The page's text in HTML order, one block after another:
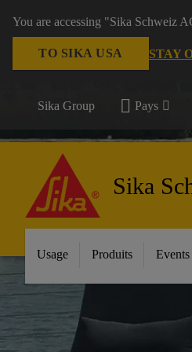
You are accessing "Sika Schweiz
TO SIKA USA STAY
Sika Group Pays
Sika
Usage Produits Events